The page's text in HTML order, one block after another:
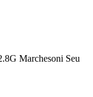
Marchesoni Seu